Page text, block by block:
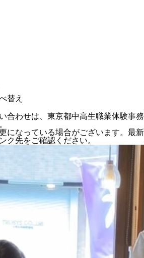
替え
合わせは、東京都中高生職業体験事務
になっている場合がございます。最新
ク先をご確認ください。